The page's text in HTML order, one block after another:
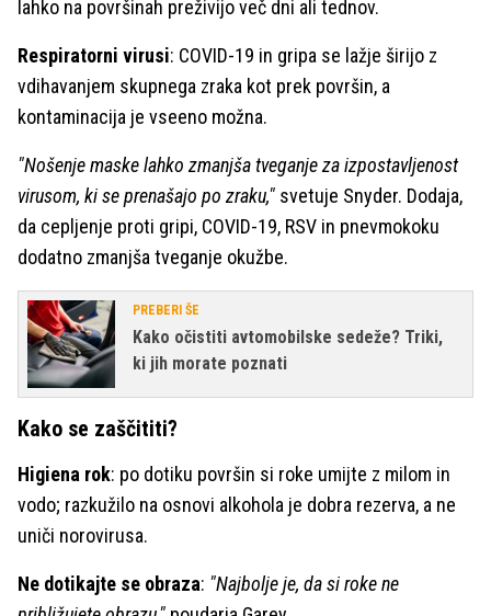
lahko na površinah preživijo več dni ali tednov.
Respiratorni virusi: COVID-19 in gripa se lažje širijo z
vdihavanjem skupnega zraka kot prek površin, a
kontaminacija je vseeno možna.
"Nošenje maske lahko zmanjša tveganje za izpostavljenost
virusom, ki se prenašajo po zraku," svetuje Snyder. Dodaja,
da cepljenje proti gripi, COVID-19, RSV in pnevmokoku
dodatno zmanjša tveganje okužbe.
PREBERI ŠE
Kako očistiti avtomobilske sedeže? Triki,
ki jih morate poznati
Kako se zaščititi?
Higiena rok: po dotiku površin si roke umijte z milom in
vodo; razkužilo na osnovi alkohola je dobra rezerva, a ne
uniči norovirusa.
Ne dotikajte se obraza: "Najbolje je, da si roke ne